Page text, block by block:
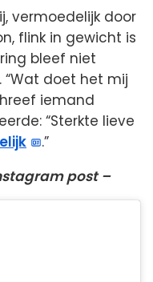
vermoedelijk door
flink in gewicht is
bleef niet
“Wat doet het mij
iemand
“Sterkte lieve
.”
post –